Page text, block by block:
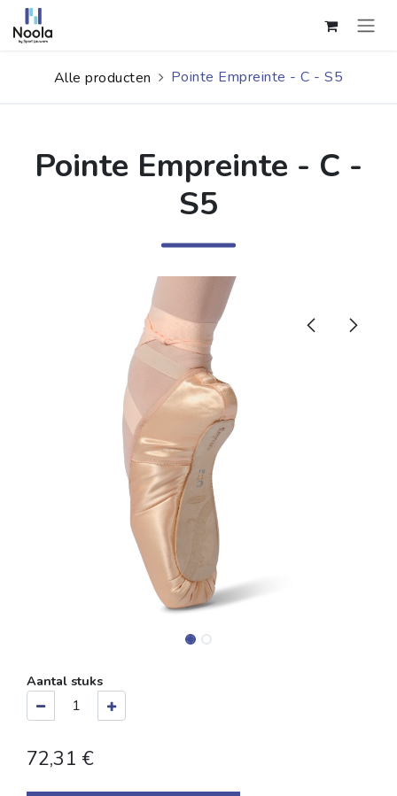
Overslaan naar inhoud
Alle producten Pointe Empreinte - C - S5
Pointe Empreinte - C -
S5
Aantal stuks
72,31 €